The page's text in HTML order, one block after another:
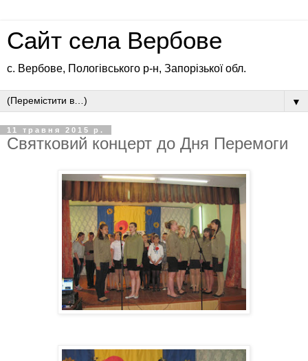
Сайт села Вербове
с. Вербове, Пологівського р-н, Запорізької обл.
▼
11 травня 2015 р.
Святковий концерт до Дня Перемоги